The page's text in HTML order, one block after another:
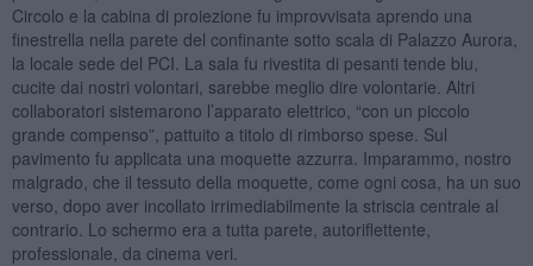
Circolo e la cabina di proiezione fu improvvisata aprendo una
finestrella nella parete del confinante sotto scala di Palazzo Aurora,
la locale sede del PCI. La sala fu rivestita di pesanti tende blu,
cucite dai nostri volontari, sarebbe meglio dire volontarie. Altri
collaboratori sistemarono l’apparato elettrico, “con un piccolo
grande compenso”, pattuito a titolo di rimborso spese. Sul
pavimento fu applicata una moquette azzurra. Imparammo, nostro
malgrado, che il tessuto della moquette, come ogni cosa, ha un suo
verso, dopo aver incollato irrimediabilmente la striscia centrale al
contrario. Lo schermo era a tutta parete, autoriflettente,
professionale, da cinema veri.